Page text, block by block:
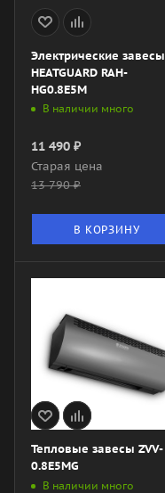
Электрические завесы
HEATGUARD RAH-
HG0.8E5M
В наличии много
11 490 ₽
Старая цена
13 790₽
В КОРЗИНУ
Тепловые завесы ZVV-
0.8E5MG
В наличии много